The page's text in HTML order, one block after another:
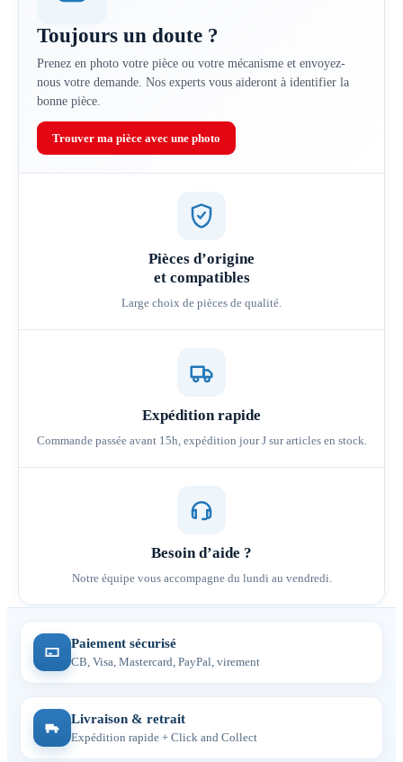
Toujours un doute ?
Prenez en photo votre pièce ou votre mécanisme et envoyez-
nous votre demande. Nos experts vous aideront à identifier la
bonne pièce.
Trouver ma pièce avec une photo
Pièces d’origine
et compatibles
Large choix de pièces de qualité.
Expédition rapide
Commande passée avant 15h, expédition jour J sur articles en stock.
Besoin d’aide ?
Notre équipe vous accompagne du lundi au vendredi.
Paiement sécurisé
CB, Visa, Mastercard, PayPal, virement
Livraison & retrait
Expédition rapide + Click and Collect